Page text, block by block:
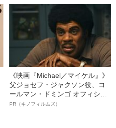
た”のか《誕生20周年》
《映画『Michael／マイケル』》
父ジョセフ・ジャクソン役、コ
ールマン・ドミンゴ オフィシャ
ルインタビュー“観客を魅了した
PR（キノフィルムズ）